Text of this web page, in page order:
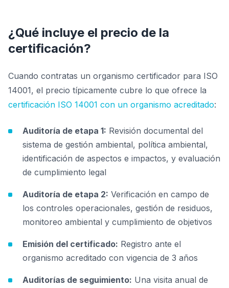
¿Qué incluye el precio de la
certificación?
Cuando contratas un organismo certificador para ISO
14001, el precio típicamente cubre lo que ofrece la
certificación ISO 14001 con un organismo acreditado:
Auditoría de etapa 1: Revisión documental del
sistema de gestión ambiental, política ambiental,
identificación de aspectos e impactos, y evaluación
de cumplimiento legal
Auditoría de etapa 2: Verificación en campo de
los controles operacionales, gestión de residuos,
monitoreo ambiental y cumplimiento de objetivos
Emisión del certificado: Registro ante el
organismo acreditado con vigencia de 3 años
Auditorías de seguimiento: Una visita anual de